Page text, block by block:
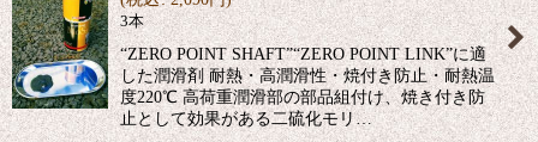
3本
“ZERO POINT SHAFT”“ZERO POINT LINK”に適
した潤滑剤 耐熱・高潤滑性・焼付き防止・耐熱温
度220℃ 高荷重潤滑部の部品組付け、焼き付き防
止として効果がある二硫化モリ…